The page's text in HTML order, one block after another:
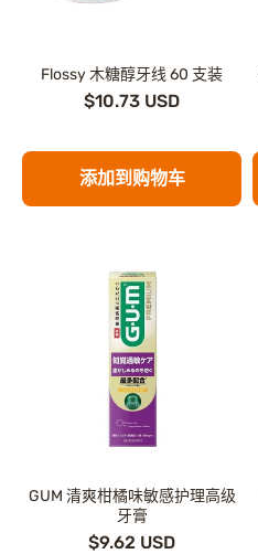
Flossy 木糖醇牙线 60 支装
$10.73 USD
添加到购物车
GUM 清爽柑橘味敏感护理高级
牙膏
$9.62 USD